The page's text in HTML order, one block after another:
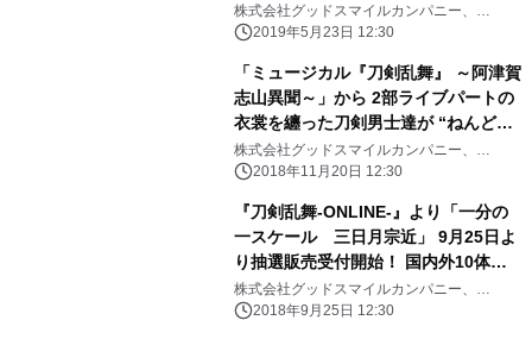
株式会社グッドスマイルカンパニー、
Orange Rouge(オランジュ・ルージュ)
2019年5月23日 12:30
「ミュージカル『刀剣乱舞』 ～阿津賀
志山異聞～」から 2部ライブパートの
衣裳を纏った刀剣男士達が “ねんどろ
いどぷち”になって11月20日より予約
受付開始！
株式会社グッドスマイルカンパニー、
Orange Rouge(オランジュ・ルージュ)
2018年11月20日 12:30
『刀剣乱舞-ONLINE-』より「一分の
一スケール 三日月宗近」 9月25日よ
り抽選販売受付開始！ 国内外10体限
定、価格は300万円。
株式会社グッドスマイルカンパニー、
Orange Rouge(オランジュ・ルージュ)
2018年9月25日 12:30